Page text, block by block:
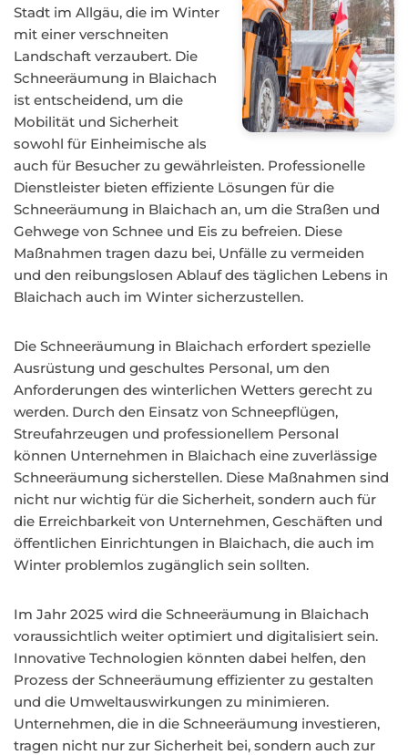
Stadt im Allgäu, die im Winter
mit einer verschneiten
Landschaft verzaubert. Die
Schneeräumung in Blaichach
ist entscheidend, um die
Mobilität und Sicherheit
sowohl für Einheimische als
auch für Besucher zu gewährleisten. Professionelle
Dienstleister bieten effiziente Lösungen für die
Schneeräumung in Blaichach an, um die Straßen und
Gehwege von Schnee und Eis zu befreien. Diese
Maßnahmen tragen dazu bei, Unfälle zu vermeiden
und den reibungslosen Ablauf des täglichen Lebens in
Blaichach auch im Winter sicherzustellen.
Die Schneeräumung in Blaichach erfordert spezielle
Ausrüstung und geschultes Personal, um den
Anforderungen des winterlichen Wetters gerecht zu
werden. Durch den Einsatz von Schneepflügen,
Streufahrzeugen und professionellem Personal
können Unternehmen in Blaichach eine zuverlässige
Schneeräumung sicherstellen. Diese Maßnahmen sind
nicht nur wichtig für die Sicherheit, sondern auch für
die Erreichbarkeit von Unternehmen, Geschäften und
öffentlichen Einrichtungen in Blaichach, die auch im
Winter problemlos zugänglich sein sollten.
Im Jahr 2025 wird die Schneeräumung in Blaichach
voraussichtlich weiter optimiert und digitalisiert sein.
Innovative Technologien könnten dabei helfen, den
Prozess der Schneeräumung effizienter zu gestalten
und die Umweltauswirkungen zu minimieren.
Unternehmen, die in die Schneeräumung investieren,
tragen nicht nur zur Sicherheit bei, sondern auch zur